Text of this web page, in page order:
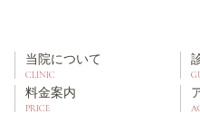
当院について
CLINIC
料金案内
PRICE